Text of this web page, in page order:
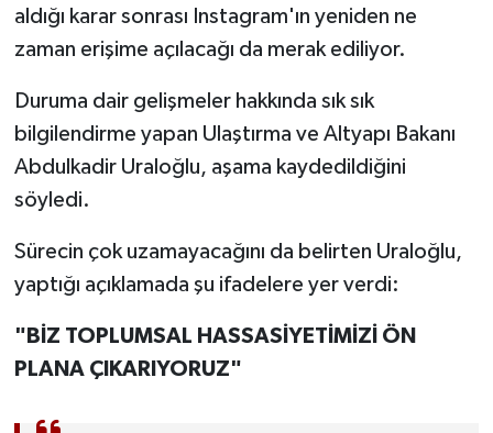
aldığı karar sonrası Instagram'ın yeniden ne
zaman erişime açılacağı da merak ediliyor.
Duruma dair gelişmeler hakkında sık sık
bilgilendirme yapan Ulaştırma ve Altyapı Bakanı
Abdulkadir Uraloğlu, aşama kaydedildiğini
söyledi.
Sürecin çok uzamayacağını da belirten Uraloğlu,
yaptığı açıklamada şu ifadelere yer verdi:
"BİZ TOPLUMSAL HASSASİYETİMİZİ ÖN
PLANA ÇIKARIYORUZ"